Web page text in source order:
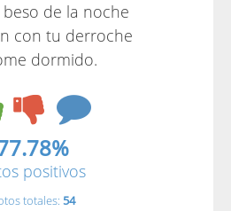
de la noche
con tu derroche
dormido.
positivos
totales: 54